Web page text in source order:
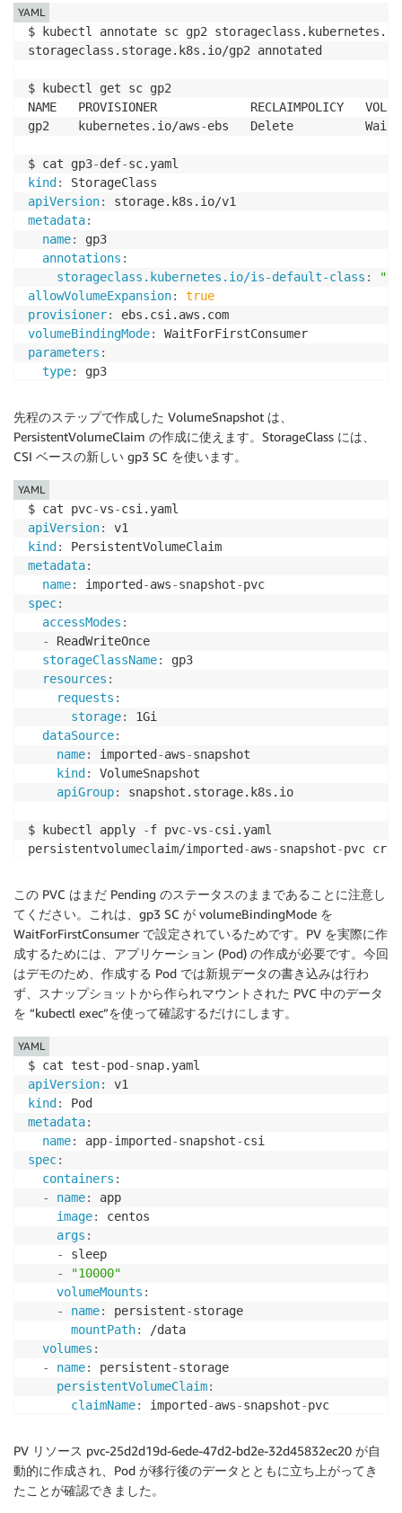
$ kubectl annotate sc gp2
storageclass.storage.k8s.io/gp2 annotated
$ kubectl get sc gp2
NAME   PROVISIONER             RECLAIMPOLICY
gp2    kubernetes.io/aws-ebs   Delete
$ cat gp3-def-
kind :
apiVersion:
metadata:
name:
gp3
annotations :
storageclass.kubernetes.io/is-default-class :
allowVolumeExpansion:
true
provisioner:
volumeBindingMode:
parameters :
type: gp3
$ kubectl apply - f gp3 def-
sc.yaml
storageclass.storage.k8s.io/gp3 created
$ kubectl get sc gp3
NAME            PROVISIONER       RECLAIMPOLICY
YAML
先程のステップで作成した VolumeSnapshot は、
PersistentVolumeClaim の作成に使えます。StorageClass には、
CSI ベースの新しい gp3 SC を使います。
$ cat pvc-vs-
apiVersion:
kind :
metadata:
name: imported -aws-snapshot-
spec:
accessModes :
-
ReadWriteOnce
storageClassName:
gp3
resources :
requests :
storage:
1Gi
dataSource:
name: imported -aws-snapshot
kind :
VolumeSnapshot
apiGroup: snapshot.storage.k8s.io
$ kubectl apply -f pvc-vs-csi.yaml
persistentvolumeclaim/imported -aws-snapshot-pvc
$ kubectl get pvc imported - snapshot
pvc
NAME                        STATUS    VOLUME   CAPACITY
imported
-aws-snapshot -
YAML
この PVC はまだ Pending のステータスのままであることに注意し
てください。これは、gp3 SC が volumeBindingMode を
WaitForFirstConsumer で設定されているためです。PV を実際に作
成するためには、アプリケーション (Pod) の作成が必要です。今回
はデモのため、作成する Pod では新規データの書き込みは行わ
ず、スナップショットから作られマウントされた PVC 中のデータ
を “kubectl exec”を使って確認するだけにします。
$ cat test-pod -
apiVersion:
kind :
metadata:
name: app-imported -snapshot-
spec:
containers :
-
name:
app
image:
centos
args :
-
sleep
-
"10000"
volumeMounts :
-
name: persistent-storage
mountPath:
/data
volumes :
-
name: persistent-storage
persistentVolumeClaim:
claimName: imported -aws-snapshot-pvc
$ kubectl apply -f test pod -snap.yaml
pod/app
imported snapshot csi created
YAML
PV リソース pvc-25d2d19d-6ede-47d2-bd2e-32d45832ec20 が自
動的に作成され、Pod が移行後のデータとともに立ち上がってき
たことが確認できました。